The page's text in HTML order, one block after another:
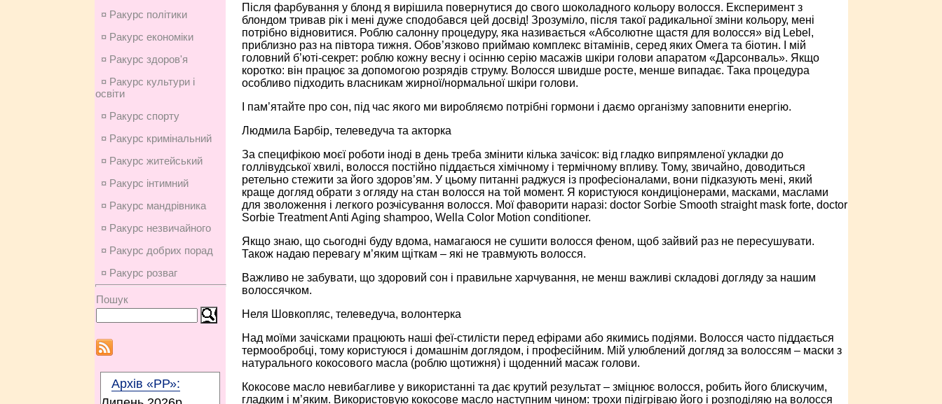
¤ Ракурс політики
¤ Ракурс економiки
¤ Ракурс здоров'я
¤ Ракурс культури і
освіти
¤ Ракурс спорту
¤ Ракурс кримінальний
¤ Ракурс житейський
¤ Ракурс інтимний
¤ Ракурс мандрівника
¤ Ракурс незвичайного
¤ Ракурс добрих порад
¤ Ракурс розваг
Пошук
Архів «РР»:
Після фарбування у блонд я вирішила повернутися до свого шоколадного кольору волосся. Експеримент з
блондом тривав рік і мені дуже сподобався цей досвід! Зрозуміло, після такої радикальної зміни кольору, мені
потрібно відновитися. Роблю салонну процедуру, яка називається «Абсолютне щастя для волосся» від Lebel,
приблизно раз на півтора тижня. Обов’язково приймаю комплекс вітамінів, серед яких Омега та біотин. І мій
головний б’юті-секрет: роблю кожну весну і осінню серію масажів шкіри голови апаратом «Дарсонваль». Якщо
коротко: він працює за допомогою розрядів струму. Волосся швидше росте, менше випадає. Така процедура
особливо підходить власникам жирної/нормальної шкіри голови.
І пам’ятайте про сон, під час якого ми виробляємо потрібні гормони і даємо організму заповнити енергію.
Людмила Барбір, телеведуча та акторка
За специфікою моєї роботи іноді в день треба змінити кілька зачісок: від гладко випрямленої укладки до
голлівудської хвилі, волосся постійно піддається хімічному і термічному впливу. Тому, звичайно, доводиться
ретельно стежити за його здоров’ям. У цьому питанні раджуся із професіоналами, вони підказують мені, який
краще догляд обрати з огляду на стан волосся на той момент. Я користуюся кондиціонерами, масками, маслами
для зволоження і легкого розчісування волосся. Мої фаворити наразі: doctor Sorbie Smooth straight mask forte, doctor
Sorbie Treatment Anti Aging shampoo, Wella Color Motion conditioner.
Якщо знаю, що сьогодні буду вдома, намагаюся не сушити волосся феном, щоб зайвий раз не пересушувати.
Також надаю перевагу м’яким щіткам – які не травмують волосся.
Важливо не забувати, що здоровий сон і правильне харчування, не менш важливі складові догляду за нашим
волоссячком.
Неля Шовкопляс, телеведуча, волонтерка
Над моїми зачісками працюють наші феї-стилісти перед ефірами або якимись подіями. Волосся часто піддається
термообробці, тому користуюся і домашнім доглядом, і професійним. Мій улюблений догляд за волоссям – маски з
натурального кокосового масла (роблю щотижня) і щоденний масаж голови.
Кокосове масло невибагливе у використанні та дає крутий результат – зміцнює волосся, робить його блискучим,
гладким і м’яким. Використовую кокосове масло наступним чином: трохи підігріваю його і розподіляю на волосся